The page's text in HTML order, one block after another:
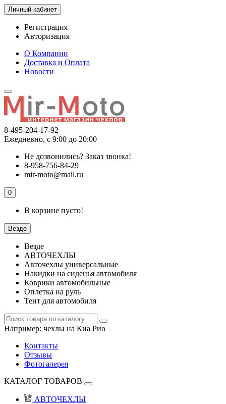
Личный кабинет
Регистрация
Авторизация
О Компании
Доставка и Оплата
Новости
8-495-204-17-92
Ежедневно, с 9:00 до 20:00
Не дозвонились? Заказ звонка!
8-958-756-84-29
mir-moto@mail.ru
0
В корзине пусто!
Везде
Везде
АВТОЧЕХЛЫ
Авточехлы универсальные
Накидки на сиденья автомобиля
Коврики автомобильные
Оплетка на руль
Тент для автомобиля
Например: чехлы на Киа Рио
Контакты
Отзывы
Фотогалерея
КАТАЛОГ ТОВАРОВ
АВТОЧЕХЛЫ